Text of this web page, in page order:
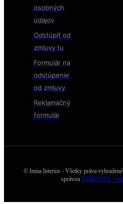
osobných
údajov
Odstúpiť od
zmluvy tu
Formulár na
odstúpenie
od zmluvy
Reklamačný
formulár
© Inma Interior - Všetky práva
správou VERVASI® -